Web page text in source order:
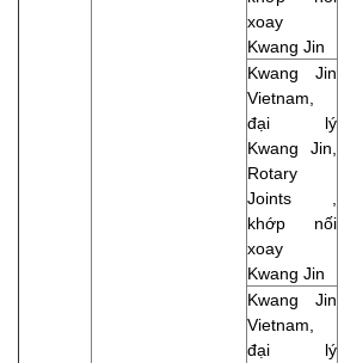
xoay
Kwang Jin
Kwang Jin
Vietnam,
đại lý
Kwang Jin,
Rotary
Joints ,
khớp nối
xoay
Kwang Jin
Kwang Jin
Vietnam,
đại lý